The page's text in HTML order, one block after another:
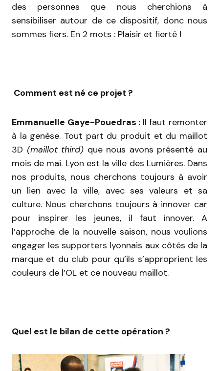
des personnes que nous cherchions à
sensibiliser autour de ce dispositif, donc nous
sommes fiers. En 2 mots : Plaisir et fierté !
Comment est né ce projet ?
Emmanuelle Gaye-Pouedras : Il faut remonter
à la genèse. Tout part du produit et du maillot
3D (maillot third) que nous avons présenté au
mois de mai. Lyon est la ville des Lumières. Dans
nos produits, nous cherchons toujours à avoir
un lien avec la ville, avec ses valeurs et sa
culture. Nous cherchons toujours à innover car
pour inspirer les jeunes, il faut innover. A
l’approche de la nouvelle saison, nous voulions
engager les supporters lyonnais aux côtés de la
marque et du club pour qu’ils s’approprient les
couleurs de l’OL et ce nouveau maillot.
Quel est le bilan de cette opération ?